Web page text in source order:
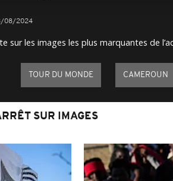
08/2024
sur les images les plus marquantes de
TOUR DU MONDE CAMEROUN
SUR IMAGES